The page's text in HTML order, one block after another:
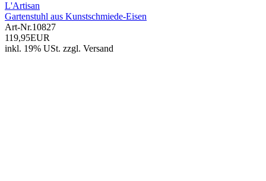
L'Artisan
Gartenstuhl aus Kunstschmiede-Eisen
Art-Nr.10827
119,95EUR
inkl. 19% USt. zzgl. Versand